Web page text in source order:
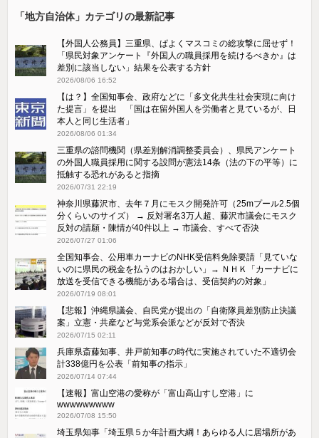
「地方自治体」カテゴリの最新記事
【外国人公務員】三重県、ぱよくマスコミの総攻撃に屈せず！
「県民対象アンケート『外国人の職員採用を続けるべきか』は
差別に該当しない」結果を公表する方針
2026/08/06 16:52
【は？】全国知事会、政府などに「多文化共生社会実現に向け
た提言」を提出 「国は在留外国人を労働者と見ているが、日
本人と同じ生活者」
2026/08/06 01:34
三重県の諮問機関（県差別解消調整委員会）、県民アンケート
の外国人職員採用に関する設問が憲法14条（法の下の平等）に
抵触する恐れがあると指摘
2026/07/31 22:19
神奈川県藤沢市、去年７月にモスク開発許可（25mプール2.5個
分くらいのサイズ） → 反対署名3万人超、藤沢市議会にモスク
反対の請願・陳情が40件以上 → 市議会、すべて否決
2026/07/27 01:06
全国知事会、公用車カーナビのNHK受信料免除要請「見ていな
いのに県民の税金を払うのはおかしい」→ ＮＨＫ「カーナビに
放送を受信できる機能がある場合は、受信契約の対象」
2026/07/19 08:01
【悲報】沖縄県議会、自民党が提出の「自衛隊員差別防止決議
案」立憲・共産など与党系会派などが反対で否決
2026/07/15 02:11
兵庫県斎藤知事、井戸前知事の時代に実施されていた不適切会
計338億円を公表「前知事の指示」
2026/07/14 07:44
【速報】富山空港の愛称が「富山高山すし空港」に
wwwwwwwww
2026/07/08 15:50
埼玉県知事「埼玉県５か年計画大綱！あらゆる人に居場所があ